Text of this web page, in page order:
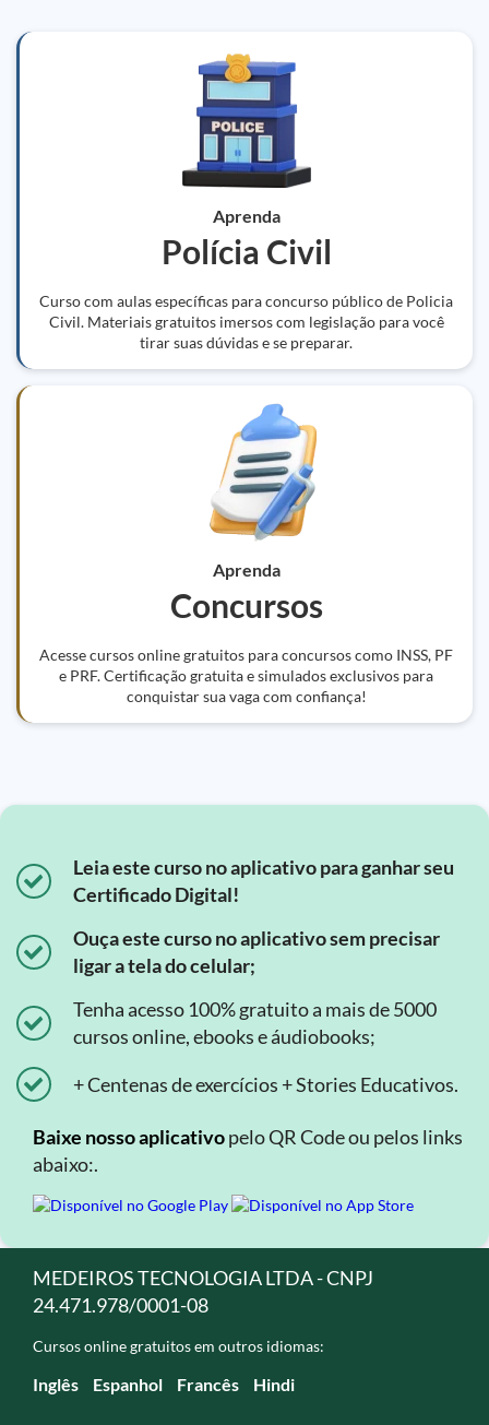
Aprenda
Polícia Civil
Curso com aulas específicas para concurso público de Policia
Civil. Materiais gratuitos imersos com legislação para você
tirar suas dúvidas e se preparar.
Aprenda
Concursos
Acesse cursos online gratuitos para concursos como INSS, PF
e PRF. Certificação gratuita e simulados exclusivos para
conquistar sua vaga com confiança!
Leia este curso no aplicativo para ganhar seu
Certificado Digital!
Ouça este curso no aplicativo sem precisar
ligar a tela do celular;
Tenha acesso 100% gratuito a mais de 5000
cursos online, ebooks e áudiobooks;
+ Centenas de exercícios + Stories Educativos.
Baixe nosso aplicativopelo QR Code ou pelos links
abaixo:.
MEDEIROS TECNOLOGIA LTDA - CNPJ
24.471.978/0001-08
Cursos online gratuitos em outros idiomas:
Inglês Espanhol Francês Hindi